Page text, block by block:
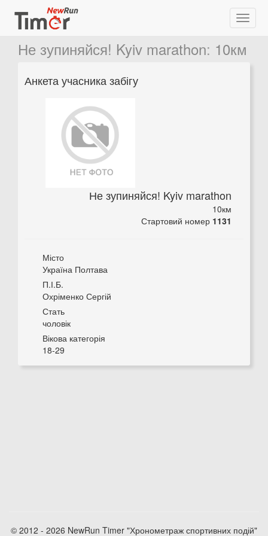
Не зупиняйся! Kyiv marathon: 10км
Анкета учасника забігу
Не зупиняйся! Kyiv marathon
10км
Стартовий номер 1131
Місто
Україна Полтава
П.І.Б.
Охріменко Сергій
Стать
чоловік
Вікова категорія
18-29
© 2012 - 2026 NewRun Timer "Хронометраж спортивних подій"